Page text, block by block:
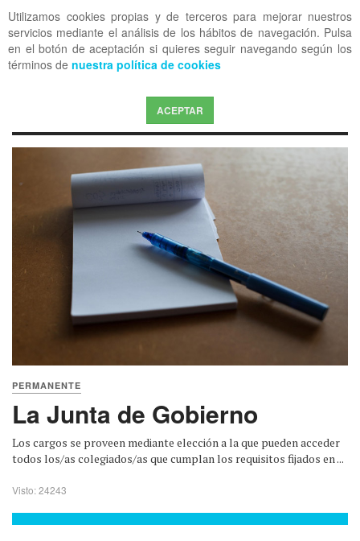
Utilizamos cookies propias y de terceros para mejorar nuestros
servicios mediante el análisis de los hábitos de navegación. Pulsa
en el botón de aceptación si quieres seguir navegando según los
términos de nuestra política de cookies
ACEPTAR
OFF CANVAS
PERMANENTE
La Junta de Gobierno
Los cargos se proveen mediante elección a la que pueden acceder
todos los/as colegiados/as que cumplan los requisitos fijados en ...
Visto: 24243